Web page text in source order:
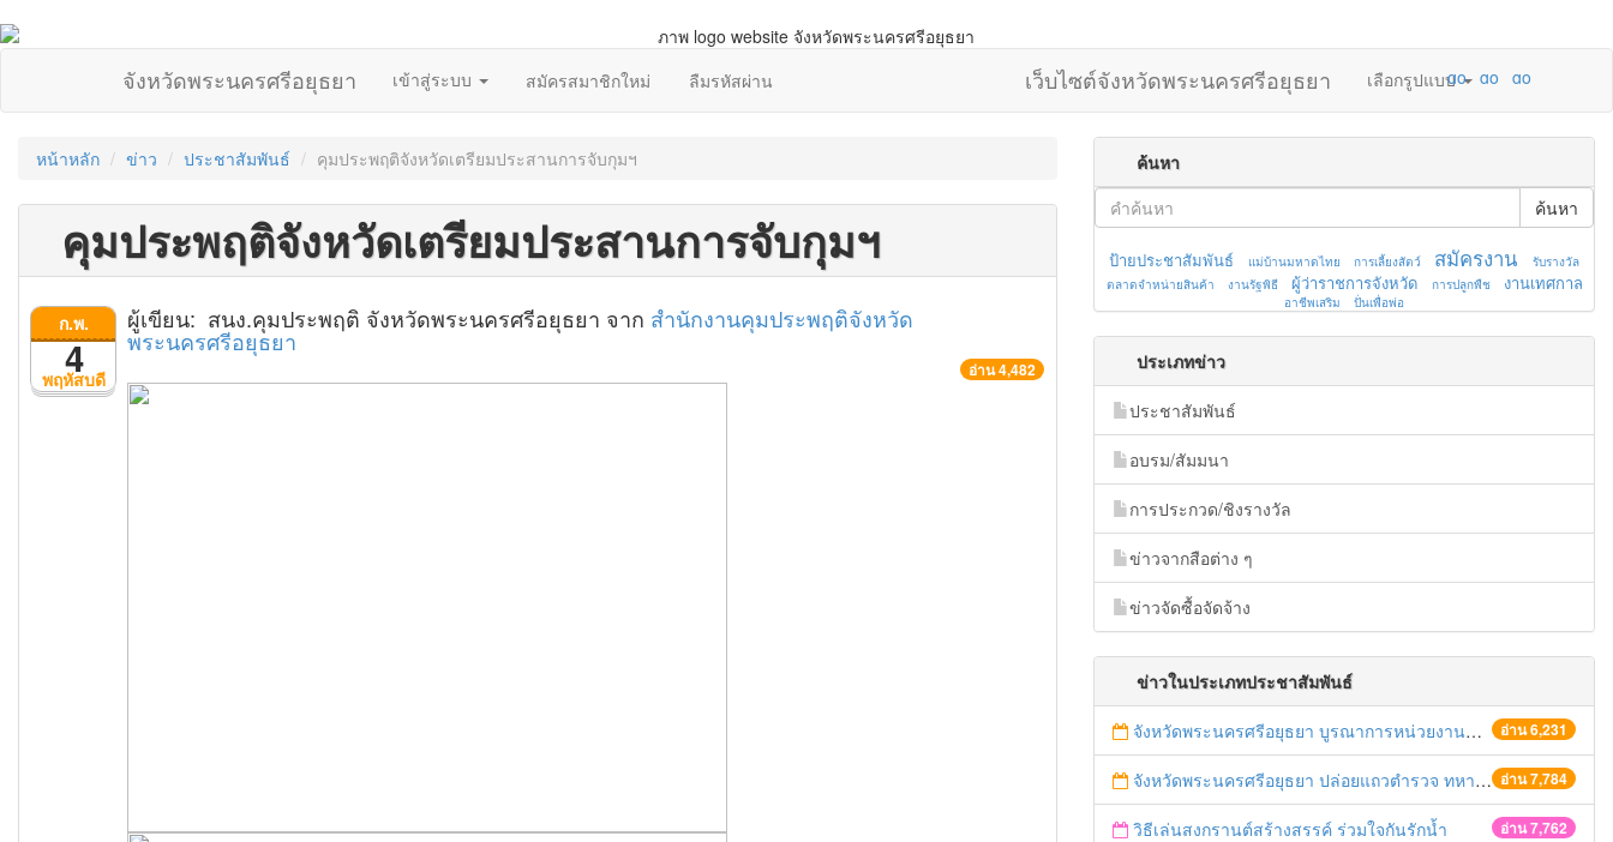
จังหวัดพระนครศรีอยุธยา เข้าสู่ระบบ สมัครสมาชิกใหม่ ลืมรหัสผ่าน เว็บไซต์จังหวัดพระนครศรีอยุธยา เลือกรูปแบบ
หน้าหลัก ข่าว ประชาสัมพันธ์ คุมประพฤติจังหวัดเตรียมประสานการจับกุมฯ
คุมประพฤติจังหวัดเตรียมประสานการจับกุมฯ
พฤหัสบดี
ก.พ.
4
ผู้เขียน: สนง.คุมประพฤติ จังหวัดพระนครศรีอยุธยา จาก สำนักงานคุมประพฤติจังหวัด
พระนครศรีอยุธยา
อ่าน 4,482
ค้นหา
ค้นหา
ป้ายประชาสัมพันธ์ แม่บ้านมหาดไทย การเลี้ยงสัตว์ สมัครงาน
รับรางวัล
ตลาดจำหน่ายสินค้า
งานรัฐพิธี ผู้ว่าราชการจังหวัด การปลูกพืช งานเทศกาล
อาชีพเสริม ปั่นเพื่อพ่อ
ประเภทข่าว
ประชาสัมพันธ์
อบรม/สัมมนา
การประกวด/ชิงรางวัล
ข่าวจากสือต่าง ๆ
ข่าวจัดซื้อจัดจ้าง
ข่าวในประเภทประชาสัมพันธ์
อ่าน 6,231
จังหวัดพระนครศรีอยุธยา บูรณาการหน่วยงานที่เกี่ยวข้อง ลงพื้นที่จัดระเบียบและดำเนินมาตรการตามบทลงโทษสูงสุดกับผู้ประกอบการร้านค้าที่ยังฝ่าฝืนตั้งร้านค้ารุกล้ำเขตพื้นที่ทางหลวง เตรียมความปลอดภัยก่อนเทศกาลสงกรานต์
อ่าน 7,784
จังหวัดพระนครศรีอยุธยา ปล่อยแถวตำรวจ ทหาร ฝ่ายปกครอง กว่า 100 นาย ตรวจเข้มท่ารถสาธารณะ สถานีขนส่งรถโดยสาร วินรถตู้ และสถานีรถไฟ เตรียมรับมือเทศกาลสงกรานต์
อ่าน 7,762
วิธีเล่นสงกรานต์สร้างสรรค์ ร่วมใจกันรักน้ำ